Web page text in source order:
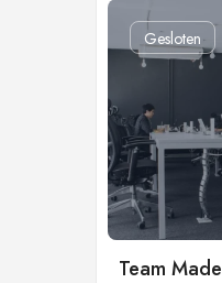
Gesloten
Team Made